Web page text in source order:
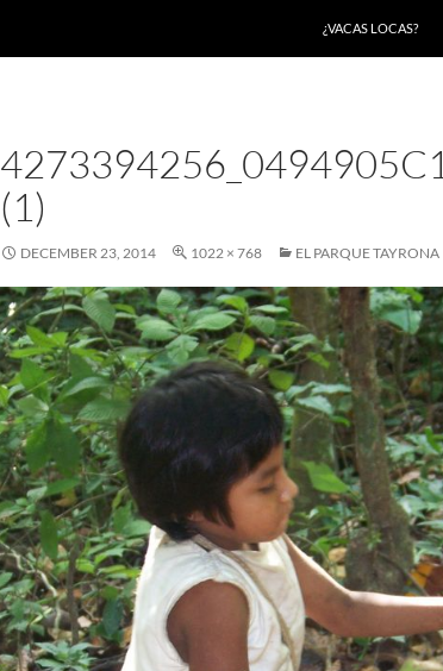
¿VACAS LOCAS?
(1)
DECEMBER 23, 2014 1022 × 768 EL PARQUE TAYRONA